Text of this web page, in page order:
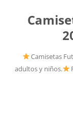
Camisetas
adultos y niños.